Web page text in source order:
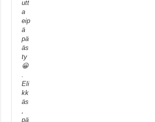
utt
a
eip
ä
pä
äs
ty
😀
.
Eli
kk
äs
,
pä